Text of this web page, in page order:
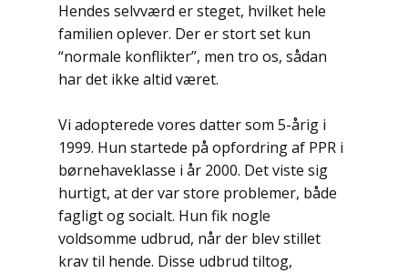
Hendes selvværd er steget, hvilket hele
familien oplever. Der er stort set kun
“normale konflikter”, men tro os, sådan
har det ikke altid været.
Vi adopterede vores datter som 5-årig i
1999. Hun startede på opfordring af PPR i
børnehaveklasse i år 2000. Det viste sig
hurtigt, at der var store problemer, både
fagligt og socialt. Hun fik nogle
voldsomme udbrud, når der blev stillet
krav til hende. Disse udbrud tiltog,